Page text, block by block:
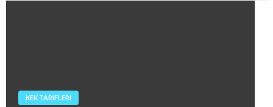
KEK TARIFLERI